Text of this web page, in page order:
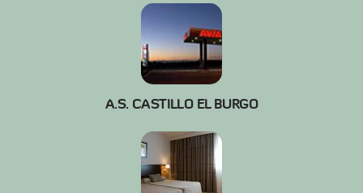
A.S. CASTILLO EL BURGO